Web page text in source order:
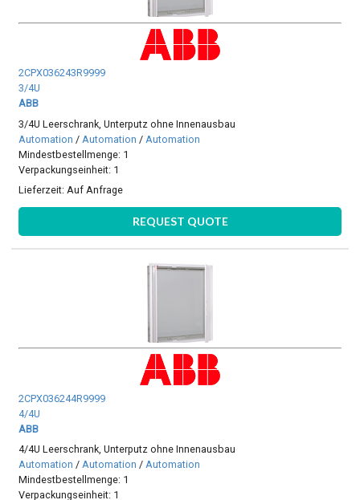
2CPX036243R9999
3/4U
ABB
3/4U Leerschrank, Unterputz ohne Innenausbau
Automation / Automation / Automation
Mindestbestellmenge: 1
Verpackungseinheit: 1
Lieferzeit: Auf Anfrage
REQUEST QUOTE
2CPX036244R9999
4/4U
ABB
4/4U Leerschrank, Unterputz ohne Innenausbau
Automation / Automation / Automation
Mindestbestellmenge: 1
Verpackungseinheit: 1